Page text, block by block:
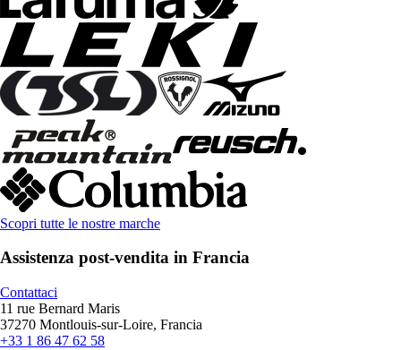
Scopri tutte le nostre marche
Assistenza post-vendita in Francia
Contattaci
11 rue Bernard Maris
37270 Montlouis-sur-Loire, Francia
+33 1 86 47 62 58